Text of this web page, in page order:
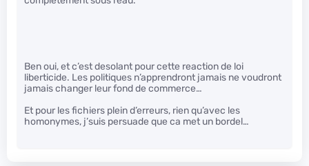
Ben oui, et c’est desolant pour cette reaction de loi
liberticide. Les politiques n’apprendront jamais ne voudront
jamais changer leur fond de commerce…
Et pour les fichiers plein d’erreurs, rien qu’avec les
homonymes, j’suis persuade que ca met un bordel…